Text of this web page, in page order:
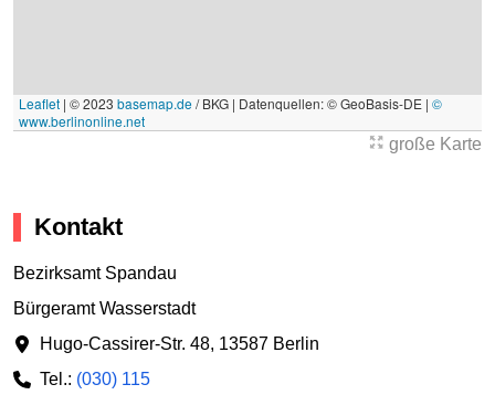
Leaflet | © 2023 basemap.de/ BKG | Datenquellen: © GeoBasis-DE | ©
www.berlinonline.net
große Karte
Kontakt
Bezirksamt Spandau
Bürgeramt Wasserstadt
Hugo-Cassirer-Str. 48, 13587 Berlin
Tel.: (030) 115